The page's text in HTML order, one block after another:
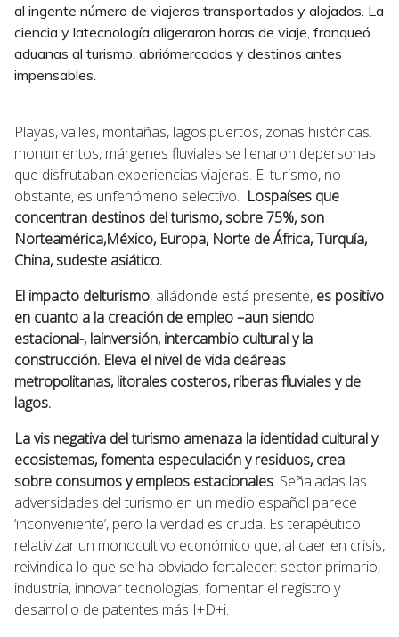
al ingente número de viajeros transportados y alojados. La
ciencia y latecnología aligeraron horas de viaje, franqueó
aduanas al turismo, abriómercados y destinos antes
impensables.
Playas, valles, montañas, lagos,puertos, zonas históricas.
monumentos, márgenes fluviales se llenaron depersonas
que disfrutaban experiencias viajeras. El turismo, no
obstante, es unfenómeno selectivo. Lospaíses que
concentran destinos del turismo, sobre 75%, son
Norteamérica,México, Europa, Norte de África, Turquía,
China, sudeste asiático.
El impacto delturismo, alládonde está presente, es positivo
en cuanto a la creación de empleo –aun siendo
estacional-, lainversión, intercambio cultural y la
construcción. Eleva el nivel de vida deáreas
metropolitanas, litorales costeros, riberas fluviales y de
lagos.
La vis negativa del turismo amenaza la identidad cultural y
ecosistemas, fomenta especulación y residuos, crea
sobre consumos y empleos estacionales. Señaladas las
adversidades del turismo en un medio español parece
‘inconveniente’, pero la verdad es cruda. Es terapéutico
relativizar un monocultivo económico que, al caer en crisis,
reivindica lo que se ha obviado fortalecer: sector primario,
industria, innovar tecnologías, fomentar el registro y
desarrollo de patentes más I+D+i.